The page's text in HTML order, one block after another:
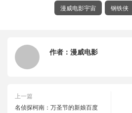
漫威电影宇宙 钢铁侠
作者： 漫威电影
上一篇
名侦探柯南：万圣节的新娘百度